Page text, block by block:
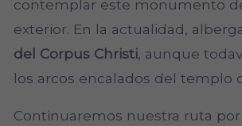
contemplar este monumento
exterior. En la actualidad,
del Corpus Christi, aunque
los arcos encalados del templo
Continuaremos nuestra ruta